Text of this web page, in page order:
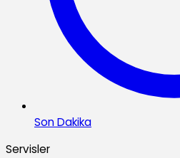
Son Dakika
Servisler